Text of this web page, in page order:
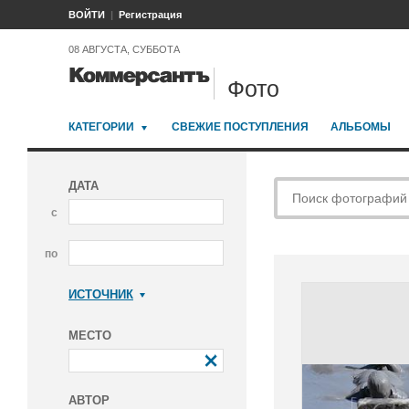
ВОЙТИ Регистрация
08 АВГУСТА, СУББОТА
Фото
КАТЕГОРИИ СВЕЖИЕ ПОСТУПЛЕНИЯ АЛЬБОМЫ
ДАТА
с
по
ИСТОЧНИК
МЕСТО
АВТОР